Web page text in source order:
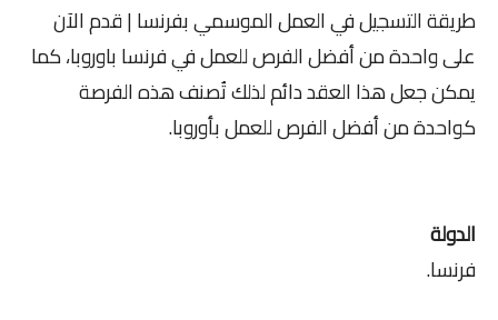
طريقة التسجيل في العمل الموسمي بفرنسا | قدم الآن
على واحدة من أفضل الفرص للعمل في فرنسا باوروبا، كما
يمكن جعل هذا العقد دائم لذلك تُصنف هذه الفرصة
كواحدة من أفضل الفرص للعمل بأوروبا.
الدولة
فرنسا.